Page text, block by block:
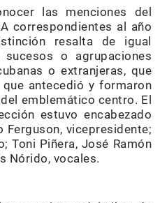
las menciones del
correspondientes al año
resalta de igual
o agrupaciones
o extranjeras, que
antecedió y formaron
emblemático centro. El
estuvo encabezado
vicepresidente;
Toni Piñera, José Ramón
Nórido, vocales.